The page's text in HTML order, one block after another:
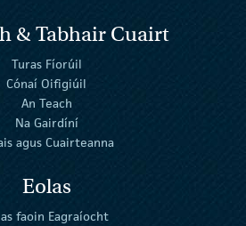
& Tabhair Cuairt
Turas Fíorúil
Cónaí Oifigiúil
An Teach
Na Gairdíní
agus Cuairteanna
Eolas
faoin Eagraíocht